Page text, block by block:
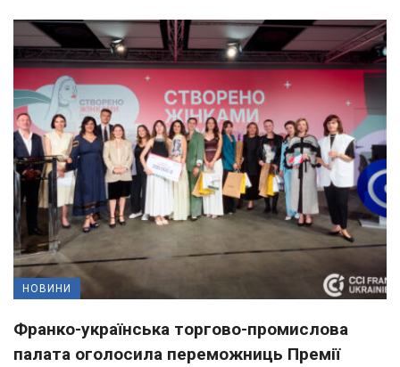
НОВИНИ
Франко-українська торгово-промислова
палата оголосила переможниць Премії